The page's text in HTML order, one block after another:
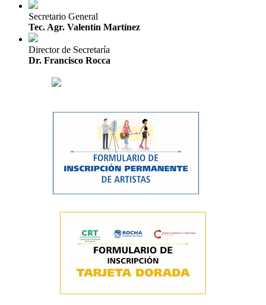
Secretario General
Tec. Agr. Valentín Martínez
Director de Secretaría
Dr. Francisco Rocca